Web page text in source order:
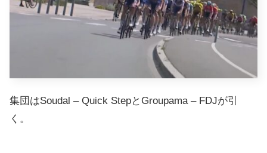
集団はSoudal – Quick StepとGroupama – FDJが引
く。